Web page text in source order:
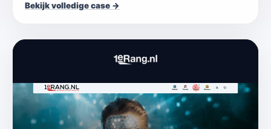
Bekijk volledige case →